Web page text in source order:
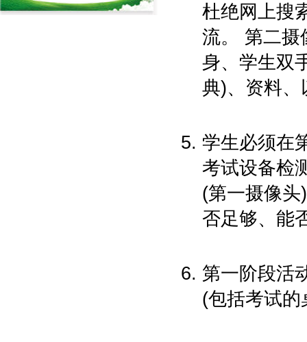
杜绝网上搜
流。 第二摄
身、学生双
典)、资料、
学生必须在
考试设备检
(第一摄像
否足够、能
第一阶段活
(包括考试